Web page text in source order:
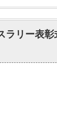
ラリー表彰